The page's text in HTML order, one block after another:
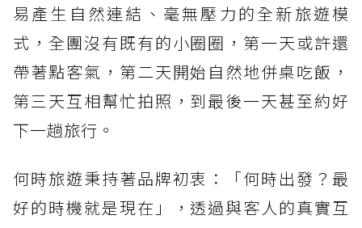
易產生自然連結、毫無壓力的全新旅遊模
式，全團沒有既有的小圈圈，第一天或許還
帶著點客氣，第二天開始自然地併桌吃飯，
第三天互相幫忙拍照，到最後一天甚至約好
下一趟旅行。
何時旅遊秉持著品牌初衷：「何時出發？最
好的時機就是現在」，透過與客人的真實互